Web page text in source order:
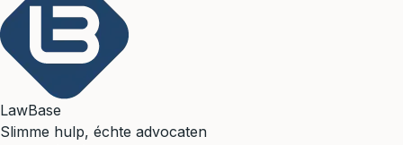
LawBase
Slimme hulp, échte advocaten